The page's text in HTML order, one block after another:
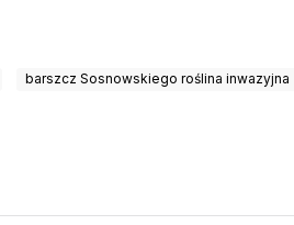
barszcz Sosnowskiego roślina inwazyjna